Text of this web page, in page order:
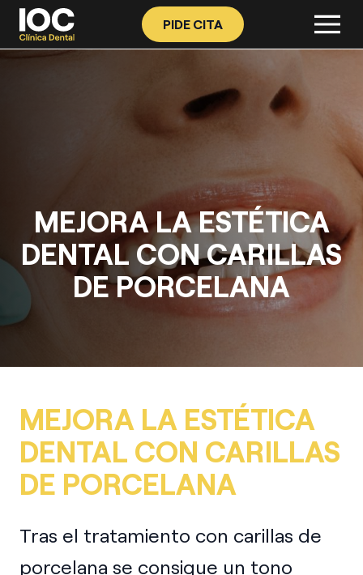
PIDE CITA
MEJORA LA ESTÉTICA
DENTAL CON CARILLAS
DE PORCELANA
MEJORA LA ESTÉTICA
DENTAL CON CARILLAS
DE PORCELANA
Tras el tratamiento con carillas de
porcelana se consigue un tono